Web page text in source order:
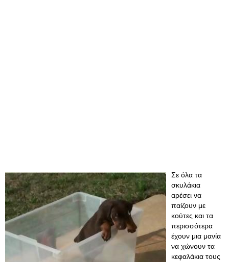
Σε όλα τα
σκυλάκια
αρέσει να
παίζουν με
κούτες και τα
περισσότερα
έχουν μια μανία
να χώνουν τα
κεφαλάκια τους